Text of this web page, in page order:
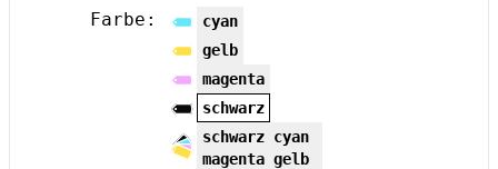
Farbe:
cyan
gelb
magenta
schwarz
schwarz cyan
magenta gelb